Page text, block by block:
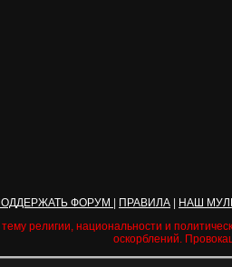
ФОРУМ ПРАВИЛА
НАШ
религии, национальности и
оскорблений.